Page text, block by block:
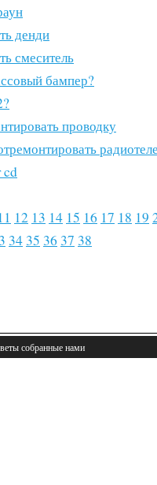
денди
смеситель
бампер?
проводку
cd
12 13 14 15 16 17 18 19
34 35 36 37 38
собранные нами